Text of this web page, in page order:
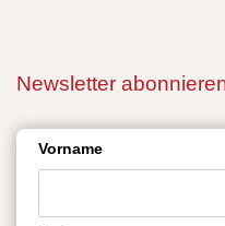
Newsletter
Vorname